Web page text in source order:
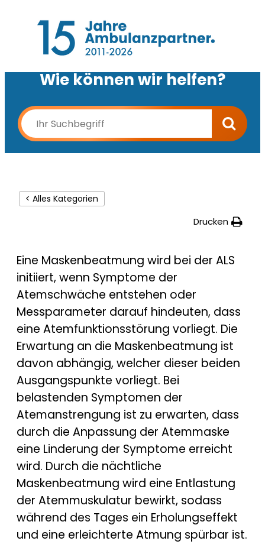
Wie können wir helfen?
< Alles Kategorien
Drucken
Eine Maskenbeatmung wird bei der ALS
initiiert, wenn Symptome der
Atemschwäche entstehen oder
Messparameter darauf hindeuten, dass
eine Atemfunktionsstörung vorliegt. Die
Erwartung an die Maskenbeatmung ist
davon abhängig, welcher dieser beiden
Ausgangspunkte vorliegt. Bei
belastenden Symptomen der
Atemanstrengung ist zu erwarten, dass
durch die Anpassung der Atemmaske
eine Linderung der Symptome erreicht
wird. Durch die nächtliche
Maskenbeatmung wird eine Entlastung
der Atemmuskulatur bewirkt, sodass
während des Tages ein Erholungseffekt
und eine erleichterte Atmung spürbar ist.